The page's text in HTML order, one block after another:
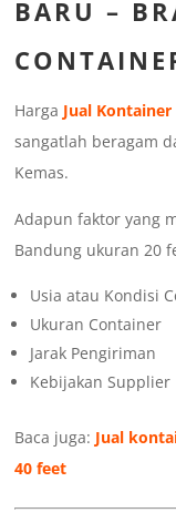
BARU –
Harga Jual
sangatlah beragam
Kemas.
Adapun faktor yang
Bandung ukuran 20
Usia atau Kondisi
Ukuran Container
Jarak Pengiriman
Kebijakan Supplier
Baca juga: Jual
40 feet